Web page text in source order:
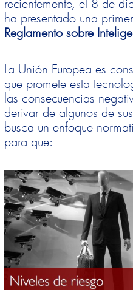
recientemente, el 8 de
ha presentado una
Reglamento sobre
La Unión Europea es
que promete esta
las consecuencias
derivar de algunos de
busca un enfoque
para que: